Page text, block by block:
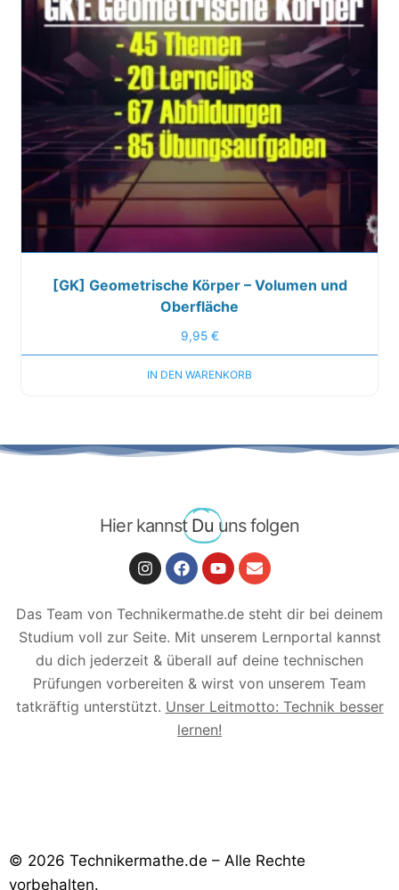
[GK] Geometrische Körper – Volumen und
Oberfläche
9,95 €
IN DEN WARENKORB
Hier kannst Du uns folgen
Das Team von Technikermathe.de steht dir bei deinem
Studium voll zur Seite. Mit unserem Lernportal kannst
du dich jederzeit & überall auf deine technischen
Prüfungen vorbereiten & wirst von unserem Team
tatkräftig unterstützt. Unser Leitmotto: Technik besser
lernen!
© 2026 Technikermathe.de – Alle Rechte
vorbehalten.